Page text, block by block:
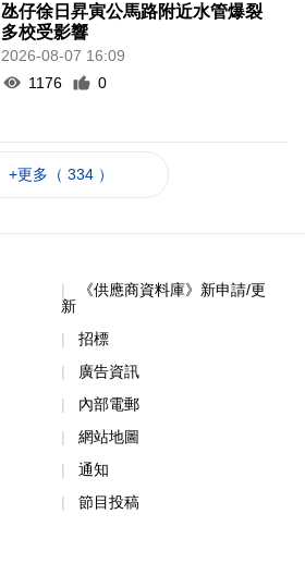
氹仔徐日昇寅公馬路附近水管爆裂
多校受影響
2026-08-07 16:09
1176
0
+更多（ 334 ）
《供應商資料庫》新申請/更
新
招標
廣告資訊
內部電郵
網站地圖
通知
節目投稿